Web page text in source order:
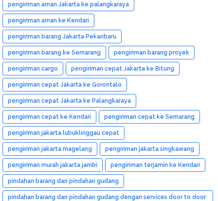
pengiriman aman Jakarta ke palangkaraya
pengiriman aman ke Kendari
pengiriman barang Jakarta Pekanbaru
pengiriman barang ke Semarang pengiriman barang proyek
pengiriman cargo pengiriman cepat Jakarta ke Bitung
pengiriman cepat Jakarta ke Gorontalo
pengiriman cepat Jakarta ke Palangkaraya
pengiriman cepat ke Kendari pengiriman cepat ke Semarang
pengiriman jakarta lubuklinggau cepat
pengiriman jakarta magelang pengiriman jakarta singkawang
pengiriman murah jakarta jambi pengiriman terjamin ke Kendari
pindahan barang dan pindahan gudang
pindahan barang dan pindahan gudang dengan services door to door